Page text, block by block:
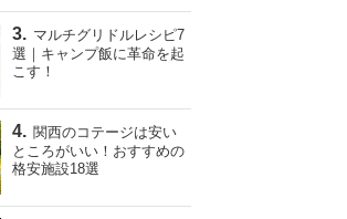
マルチグリドルレシピ7
選｜キャンプ飯に革命を起
こす！
関西のコテージは安い
ところがいい！おすすめの
格安施設18選